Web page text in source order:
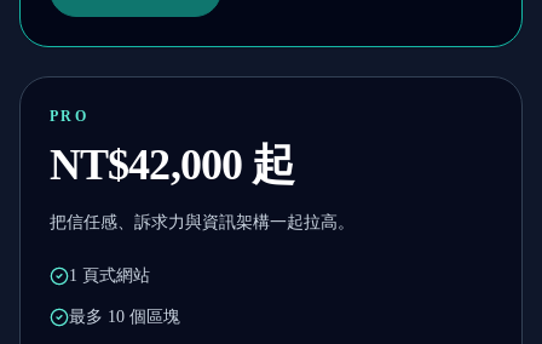
PRO
NT$42,000 起
把信任感、訴求力與資訊架構一起拉高。
1 頁式網站
最多 10 個區塊